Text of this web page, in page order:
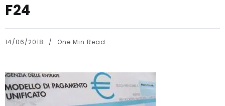
F24
14/06/2018 One Min Read